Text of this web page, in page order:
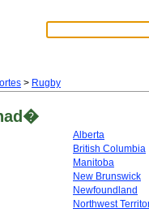
> Rugby
Alberta
British Columbia
Manitoba
New Brunswick
Newfoundland
Northwest